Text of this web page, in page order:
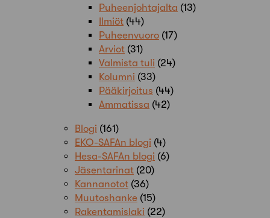
Puheenjohtajalta (13)
Ilmiöt (44)
Puheenvuoro (17)
Arviot (31)
Valmista tuli (24)
Kolumni (33)
Pääkirjoitus (44)
Ammatissa (42)
Blogi (161)
EKO-SAFAn blogi (4)
Hesa-SAFAn blogi (6)
Jäsentarinat (20)
Kannanotot (36)
Muutoshanke (15)
Rakentamislaki (22)